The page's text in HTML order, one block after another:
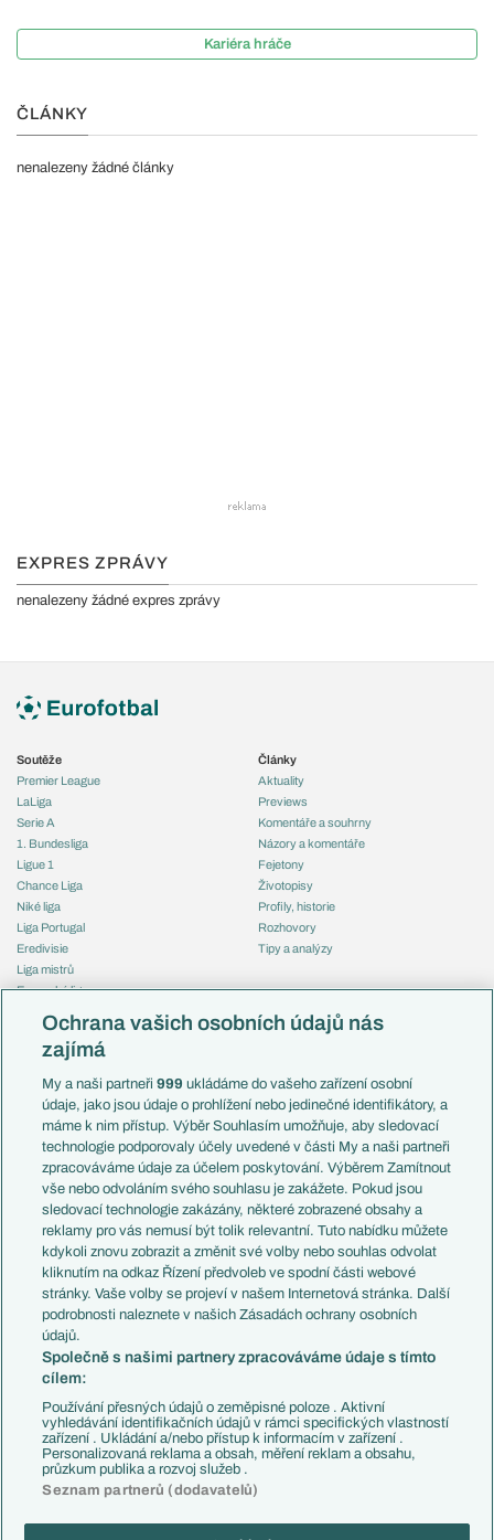
Kariéra hráče
ČLÁNKY
nenalezeny žádné články
EXPRES ZPRÁVY
nenalezeny žádné expres zprávy
Soutěže
Premier League
LaLiga
Serie A
1. Bundesliga
Ligue 1
Chance Liga
Niké liga
Liga Portugal
Eredivisie
Liga mistrů
Evropská liga
Mistrovství světa
Liga národů
Témata
Představení týmů MS
EuroSkauting
PL v kostce
Evropské koeficienty
Přestupy
Přestupové spekulace
Zranění
Kluby
Arsenal FC
Chelsea FC
Manchester United
AC Milán
Juventus FC
Bayern Mnichov
FC Barcelona
Real Madrid
Články
Aktuality
Previews
Komentáře a souhrny
Názory a komentáře
Fejetony
Životopisy
Profily, historie
Rozhovory
Tipy a analýzy
Česko
Francie
Itálie
Německo
Španělsko
Argentina
Brazílie
Přestupy
Zápasy
Livescore
Tipovací soutěž
Ochrana vašich osobních údajů nás
zajímá
My a naši partneři999 ukládáme do vašeho zařízení osobní
údaje, jako jsou údaje o prohlížení nebo jedinečné identifikátory, a
máme k nim přístup. Výběr Souhlasím umožňuje, aby sledovací
technologie podporovaly účely uvedené v části My a naši partneři
zpracováváme údaje za účelem poskytování. Výběrem Zamítnout
vše nebo odvoláním svého souhlasu je zakážete. Pokud jsou
sledovací technologie zakázány, některé zobrazené obsahy a
reklamy pro vás nemusí být tolik relevantní. Tuto nabídku můžete
kdykoli znovu zobrazit a změnit své volby nebo souhlas odvolat
kliknutím na odkaz Řízení předvoleb ve spodní části webové
stránky. Vaše volby se projeví v našem Internetová stránka. Další
podrobnosti naleznete v našich Zásadách ochrany osobních
údajů.
Společně s našimi partnery zpracováváme údaje s tímto
cílem:
Používání přesných údajů o zeměpisné poloze . Aktivní
vyhledávání identifikačních údajů v rámci specifických vlastností
zařízení . Ukládání a/nebo přístup k informacím v zařízení .
Personalizovaná reklama a obsah, měření reklam a obsahu,
průzkum publika a rozvoj služeb .
Seznam partnerů (dodavatelů)